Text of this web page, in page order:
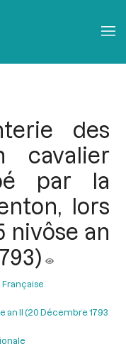
des
cavalier
par la
lors
nivôse an
an II (20 Décembre 1793